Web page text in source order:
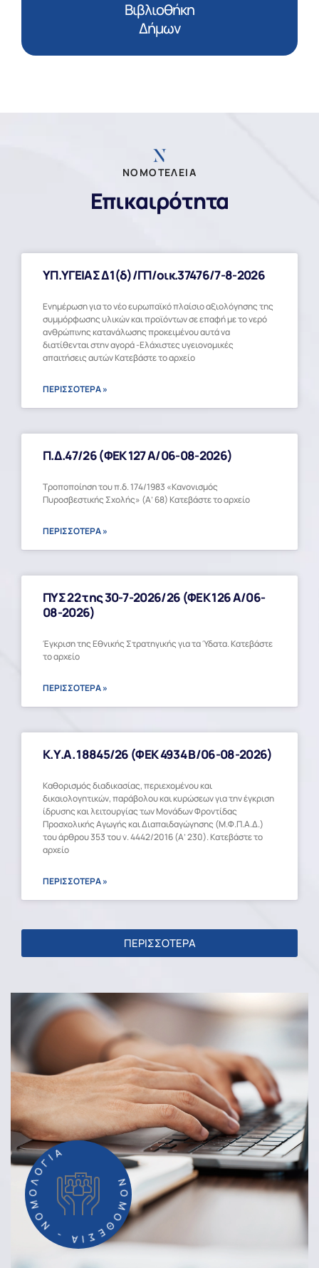
Βιβλιοθήκη
Δήμων
ΝΟΜΟΤΕΛΕΙΑ
Επικαιρότητα
ΥΠ.ΥΓΕΙΑΣ Δ1(δ)/ΓΠ/οικ.37476/7-8-2026
Ενημέρωση για το νέο ευρωπαϊκό πλαίσιο αξιολόγησης της
συμμόρφωσης υλικών και προϊόντων σε επαφή με το νερό
ανθρώπινης κατανάλωσης προκειμένου αυτά να
διατίθενται στην αγορά -Ελάχιστες υγειονομικές
απαιτήσεις αυτών Κατεβάστε το αρχείο
ΠΕΡΙΣΣΟΤΕΡΑ »
Π.Δ.47/26 (ΦΕΚ 127 Α/06-08-2026)
Τροποποίηση του π.δ. 174/1983 «Κανονισμός
Πυροσβεστικής Σχολής» (Α’ 68) Κατεβάστε το αρχείο
ΠΕΡΙΣΣΟΤΕΡΑ »
ΠΥΣ 22 της 30-7-2026/26 (ΦΕΚ 126 Α/06-
08-2026)
Έγκριση της Εθνικής Στρατηγικής για τα Ύδατα. Κατεβάστε
το αρχείο
ΠΕΡΙΣΣΟΤΕΡΑ »
Κ.Υ.Α. 18845/26 (ΦΕΚ 4934 Β/06-08-2026)
Καθορισμός διαδικασίας, περιεχομένου και
δικαιολογητικών, παράβολου και κυρώσεων για την έγκριση
ίδρυσης και λειτουργίας των Μονάδων Φροντίδας
Προσχολικής Αγωγής και Διαπαιδαγώγησης (Μ.Φ.Π.Α.Δ.)
του άρθρου 353 του ν. 4442/2016 (Α’ 230). Κατεβάστε το
αρχείο
ΠΕΡΙΣΣΟΤΕΡΑ »
ΠΕΡΙΣΣΟΤΕΡΑ
ΝΟΜΟΘΕΣΙΑ - ΝΟΜΟΛΟΓΙΑ